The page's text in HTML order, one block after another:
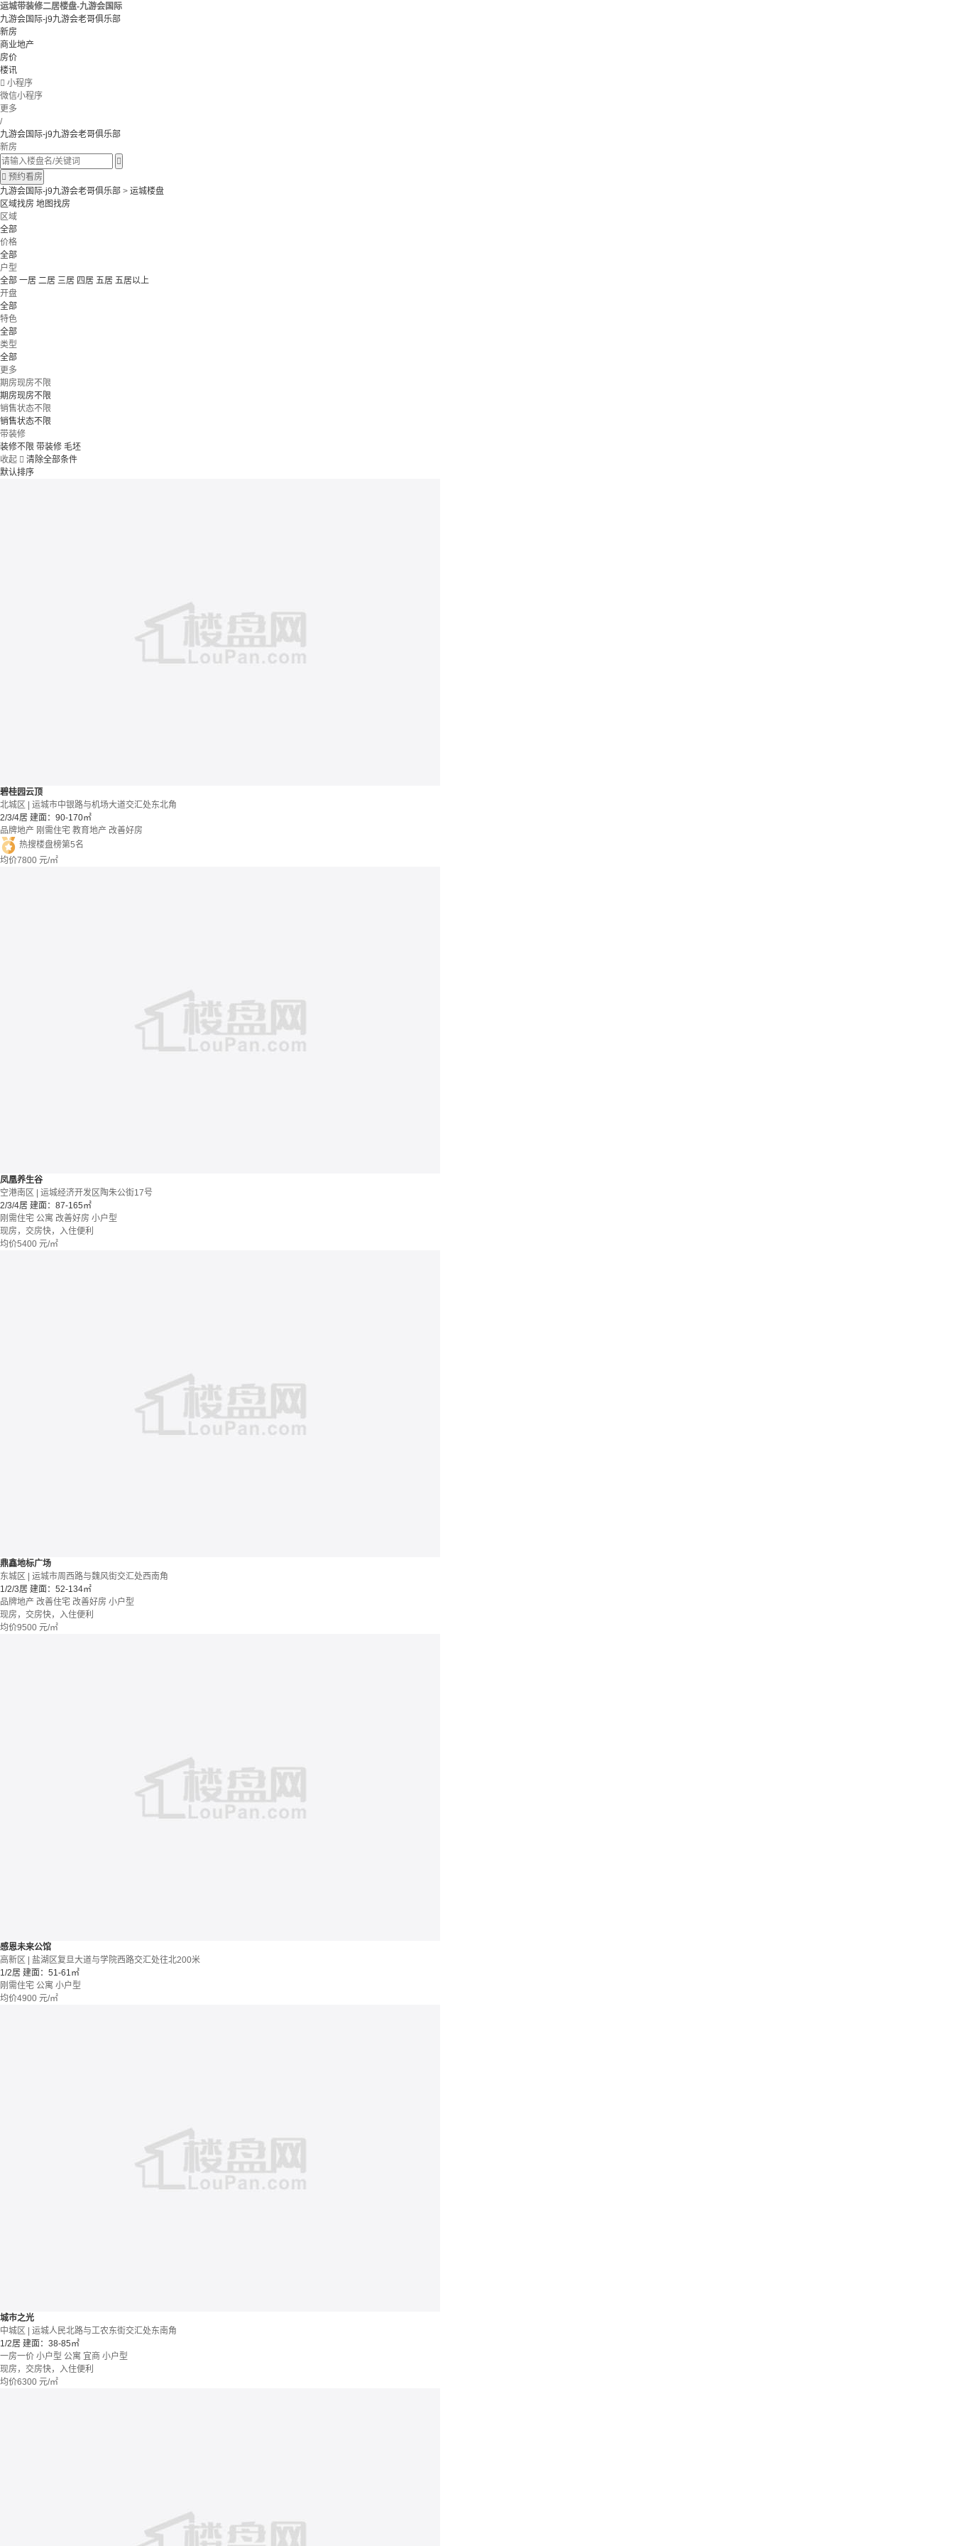
运城带装修二居楼盘-九游会国际
九游会国际-j9九游会老哥俱乐部
新房
商业地产
房价
楼讯
 小程序
微信小程序
更多
/
九游会国际-j9九游会老哥俱乐部
新房

 预约看房
九游会国际-j9九游会老哥俱乐部 > 运城楼盘
区域找房 地图找房
区域
全部
价格
全部
户型
全部 一居 二居 三居 四居 五居 五居以上
开盘
全部
特色
全部
类型
全部
更多
期房现房不限
期房现房不限
销售状态不限
销售状态不限
带装修
装修不限 带装修 毛坯
收起  清除全部条件
默认排序
碧桂园云顶
北城区 | 运城市中银路与机场大道交汇处东北角
2/3/4居 建面：90-170㎡
品牌地产 刚需住宅 教育地产 改善好房
热搜楼盘榜第5名
均价7800 元/㎡
凤凰养生谷
空港南区 | 运城经济开发区陶朱公街17号
2/3/4居 建面：87-165㎡
刚需住宅 公寓 改善好房 小户型
现房，交房快，入住便利
均价5400 元/㎡
鼎鑫地标广场
东城区 | 运城市周西路与魏风街交汇处西南角
1/2/3居 建面：52-134㎡
品牌地产 改善住宅 改善好房 小户型
现房，交房快，入住便利
均价9500 元/㎡
感恩未来公馆
高新区 | 盐湖区复旦大道与学院西路交汇处往北200米
1/2居 建面：51-61㎡
刚需住宅 公寓 小户型
均价4900 元/㎡
城市之光
中城区 | 运城人民北路与工农东街交汇处东南角
1/2居 建面：38-85㎡
一房一价 小户型 公寓 宜商 小户型
现房，交房快，入住便利
均价6300 元/㎡